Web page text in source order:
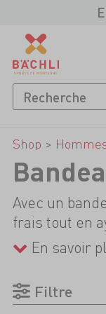
Shop >
Avec un
frais tout en
cheveux
visage et le
oreilles au
rend les
En savoir
Filtre